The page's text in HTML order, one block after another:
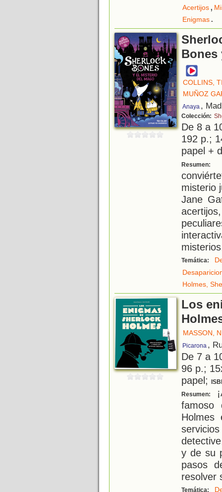
Acertijos,
Enigmas.
COLLINS,
MUÑOZ
Anaya ,
Colección:
De 8 a
192 p.;
papel +
Resumen:
misterio
Jane
Temática:
Holmes,
Los
MASSON,
Picarona ,
De 7 a
96 p.;
papel;
Resumen:
famoso
Holmes
y de su
pasos
resolver
Temática: